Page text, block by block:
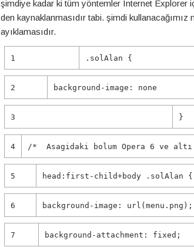
şimdiye kadar ki tüm yöntemler Internet Explorer
den kaynaklanmasıdır tabi. şimdi
ayıklamasıdır.
1 .solAlan {
2 background-image : none
3 }
4 /* Asagidaki bolum Opera 6 ve altı
5 head:first-child+body .solAlan {
6 background-image : url (menu.png);
7 background-attachment : fixed ;